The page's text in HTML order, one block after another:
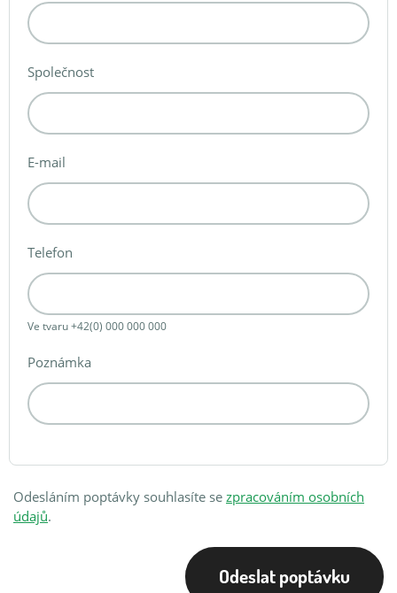
Společnost
E-mail
Telefon
Ve tvaru +42(0) 000 000 000
Poznámka
Odesláním poptávky souhlasíte se zpracováním osobních
údajů.
Odeslat poptávku